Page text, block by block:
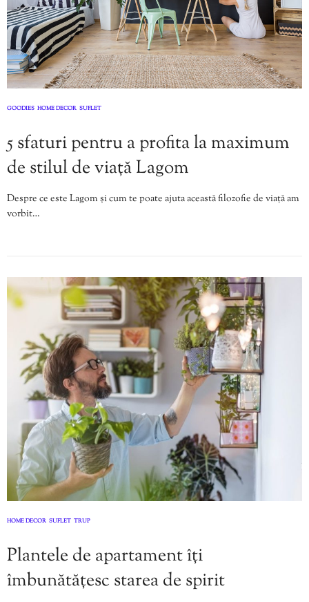
GOODIES HOME DECOR SUFLET
5 sfaturi pentru a profita la maximum
de stilul de viață Lagom
Despre ce este Lagom și cum te poate ajuta această filozofie de viață am
vorbit…
HOME DECOR SUFLET TRUP
Plantele de apartament îți
îmbunătățesc starea de spirit